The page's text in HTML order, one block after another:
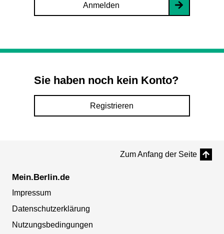
Anmelden
Sie haben noch kein Konto?
Registrieren
Zum Anfang der Seite
Mein.Berlin.de
Impressum
Datenschutzerklärung
Nutzungsbedingungen